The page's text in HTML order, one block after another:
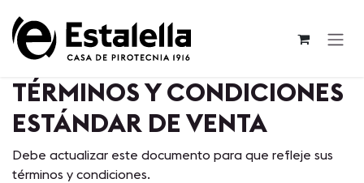
TÉRMINOS Y CONDICIONES
ESTÁNDAR DE VENTA
Debe actualizar este documento para que refleje sus
términos y condiciones.